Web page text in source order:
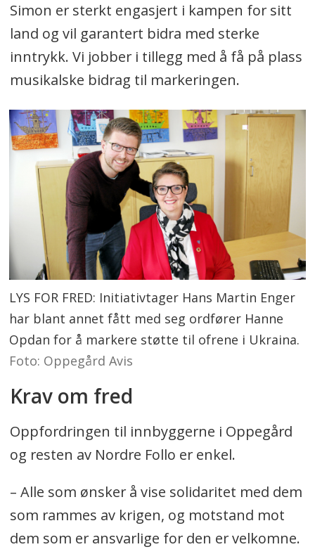
Simon er sterkt engasjert i kampen for sitt
land og vil garantert bidra med sterke
inntrykk. Vi jobber i tillegg med å få på plass
musikalske bidrag til markeringen.
LYS FOR FRED: Initiativtager Hans Martin Enger
har blant annet fått med seg ordfører Hanne
Opdan for å markere støtte til ofrene i Ukraina.
Foto: Oppegård Avis
Krav om fred
Oppfordringen til innbyggerne i Oppegård
og resten av Nordre Follo er enkel.
– Alle som ønsker å vise solidaritet med dem
som rammes av krigen, og motstand mot
dem som er ansvarlige for den er velkomne.